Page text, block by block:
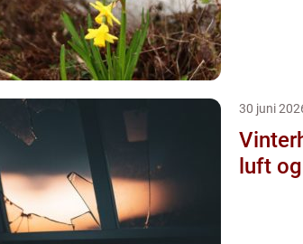
30 juni
Vinterhage
luft